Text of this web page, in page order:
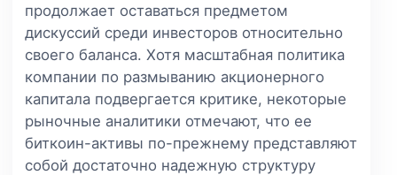
продолжает оставаться предметом
дискуссий среди инвесторов относительно
своего баланса. Хотя масштабная политика
компании по размыванию акционерного
капитала подвергается критике, некоторые
рыночные аналитики отмечают, что ее
биткоин-активы по-прежнему представляют
собой достаточно надежную структуру